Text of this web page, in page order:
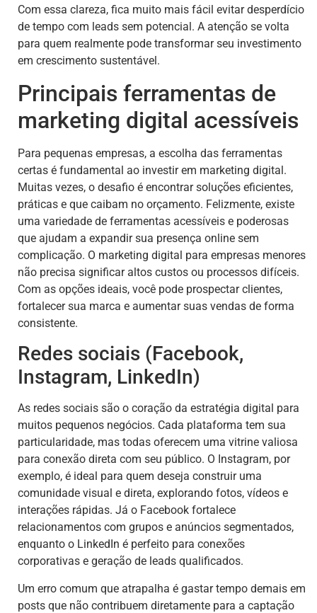
Com essa clareza, fica muito mais fácil evitar desperdício
de tempo com leads sem potencial. A atenção se volta
para quem realmente pode transformar seu investimento
em crescimento sustentável.
Principais ferramentas de
marketing digital acessíveis
Para pequenas empresas, a escolha das ferramentas
certas é fundamental ao investir em marketing digital.
Muitas vezes, o desafio é encontrar soluções eficientes,
práticas e que caibam no orçamento. Felizmente, existe
uma variedade de ferramentas acessíveis e poderosas
que ajudam a expandir sua presença online sem
complicação. O marketing digital para empresas menores
não precisa significar altos custos ou processos difíceis.
Com as opções ideais, você pode prospectar clientes,
fortalecer sua marca e aumentar suas vendas de forma
consistente.
Redes sociais (Facebook,
Instagram, LinkedIn)
As redes sociais são o coração da estratégia digital para
muitos pequenos negócios. Cada plataforma tem sua
particularidade, mas todas oferecem uma vitrine valiosa
para conexão direta com seu público. O Instagram, por
exemplo, é ideal para quem deseja construir uma
comunidade visual e direta, explorando fotos, vídeos e
interações rápidas. Já o Facebook fortalece
relacionamentos com grupos e anúncios segmentados,
enquanto o LinkedIn é perfeito para conexões
corporativas e geração de leads qualificados.
Um erro comum que atrapalha é gastar tempo demais em
posts que não contribuem diretamente para a captação